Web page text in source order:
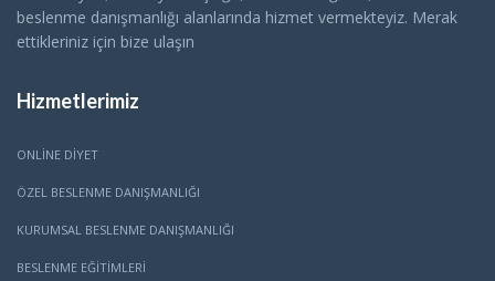
beslenme danışmanlığı alanlarında hizmet vermekteyiz. Merak
ettikleriniz için bize ulaşın
Hizmetlerimiz
ONLINE DIYET
ÖZEL BESLENME DANIŞMANLIĞI
KURUMSAL BESLENME DANIŞMANLIĞI
BESLENME EĞITIMLERI